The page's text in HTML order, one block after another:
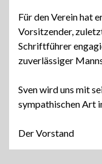
Für den Verein hat
Vorsitzender,
Schriftführer
zuverlässiger
Sven wird uns mit
sympathischen Art
Der Vorstand